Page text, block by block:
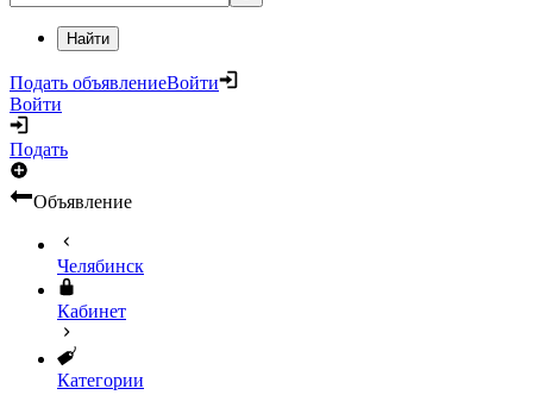
Найти
Подать объявлениеВойти
Войти
Подать
Объявление
Челябинск
Кабинет
Категории